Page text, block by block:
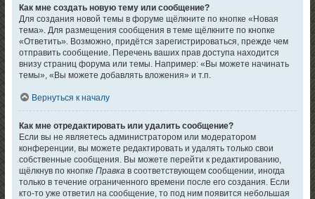
Как мне создать новую тему или сообщение?
Для создания новой темы в форуме щёлкните по кнопке «Новая
тема». Для размещения сообщения в теме щёлкните по кнопке
«Ответить». Возможно, придётся зарегистрироваться, прежде чем
отправить сообщение. Перечень ваших прав доступа находится
внизу страниц форума или темы. Например: «Вы можете начинать
темы», «Вы можете добавлять вложения» и т.п.
Вернуться к началу
Как мне отредактировать или удалить сообщение?
Если вы не являетесь администратором или модератором
конференции, вы можете редактировать и удалять только свои
собственные сообщения. Вы можете перейти к редактированию,
щёлкнув по кнопкеПравка в соответствующем сообщении, иногда
только в течение ограниченного времени после его создания. Если
кто-то уже ответил на сообщение, то под ним появится небольшая